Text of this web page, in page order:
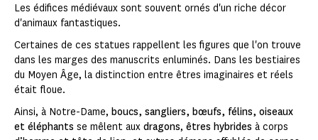
Les édifices médiévaux sont souvent ornés d'un riche décor
d'animaux fantastiques.
Certaines de ces statues rappellent les figures que l'on trouve
dans les marges des manuscrits enluminés. Dans les bestiaires
du Moyen Âge, la distinction entre êtres imaginaires et réels
était floue.
Ainsi, à Notre-Dame, boucs, sangliers, bœufs, félins, oiseaux
et éléphants se mêlent aux dragons, êtres hybrides à corps